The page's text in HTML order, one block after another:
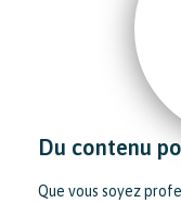
Du contenu
Que vous soyez